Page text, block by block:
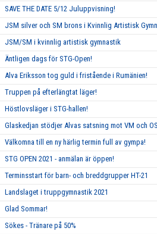
SAVE THE DATE 5/12 Juluppvisning!
JSM silver och SM brons i Kvinnlig Artistisk
JSM/SM i kvinnlig artistisk gymnastik
Äntligen dags för STG-Open!
Alva Eriksson tog guld i fristående i Rumänien!
Truppen på efterlängtat läger!
Höstlovsläger i STG-hallen!
Glaskedjan stödjer Alvas satsning mot VM och
Välkomna till en ny härlig termin full av gympa!
STG OPEN 2021 - anmälan är öppen!
Terminsstart för barn- och breddgrupper HT-21
Landslaget i truppgymnastik 2021
Glad Sommar!
Sökes - Tränare på 50%